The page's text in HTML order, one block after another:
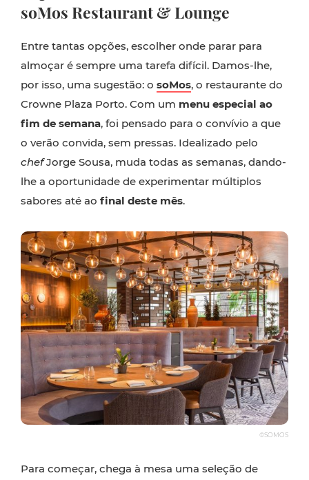
soMos Restaurant & Lounge
Entre tantas opções, escolher onde parar para
almoçar é sempre uma tarefa difícil. Damos-lhe,
por isso, uma sugestão: o soMos, o restaurante do
Crowne Plaza Porto. Com um menu especial ao
fim de semana, foi pensado para o convívio a que
o verão convida, sem pressas. Idealizado pelo
chefJorge Sousa, muda todas as semanas, dando-
lhe a oportunidade de experimentar múltiplos
sabores até ao final deste mês.
©SOMOS
Para começar, chega à mesa uma seleção de